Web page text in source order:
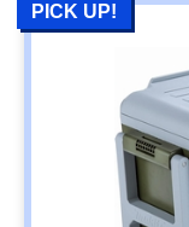
PICK UP!